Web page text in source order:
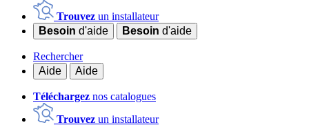
Trouvez un installateur
Besoin d'aide Besoin d'aide
Rechercher
Aide
Aide
Téléchargez nos catalogues
Trouvez un installateur